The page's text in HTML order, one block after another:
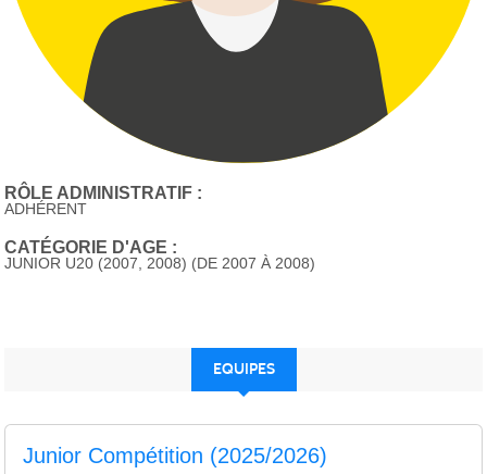
RÔLE ADMINISTRATIF :
ADHÉRENT
CATÉGORIE D'AGE :
JUNIOR U20 (2007, 2008) (DE 2007 À 2008)
EQUIPES
Junior Compétition (2025/2026)